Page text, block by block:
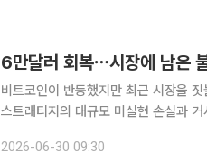
6만달러 회복⋯시장에 남은
비트코인이 반등했지만 최근 시장을
스트래티지의 대규모 미실현 손실과
24시간 전보다 1.4% 오른 6만139.75
2026-06-30 09:30